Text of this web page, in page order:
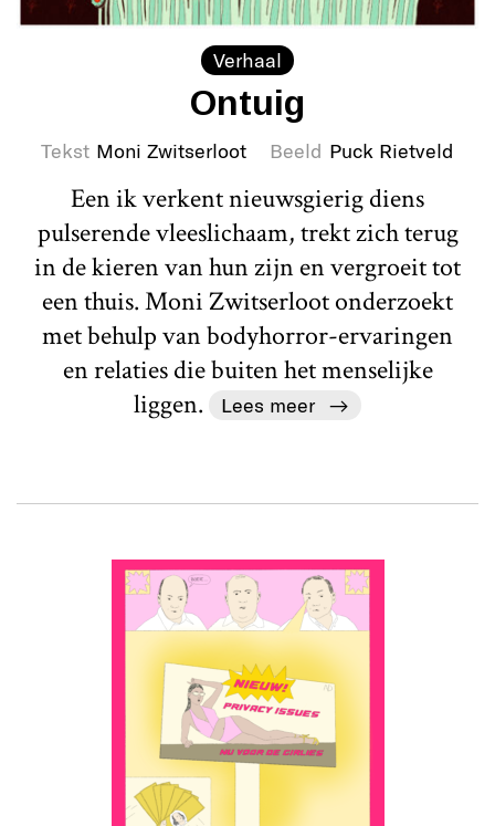
Verhaal
Ontuig
Tekst Moni Zwitserloot Beeld Puck Rietveld
Een ik verkent nieuwsgierig diens
pulserende vleeslichaam, trekt zich terug
in de kieren van hun zijn en vergroeit tot
een thuis. Moni Zwitserloot onderzoekt
met behulp van bodyhorror-ervaringen
en relaties die buiten het menselijke
liggen.
Lees meer